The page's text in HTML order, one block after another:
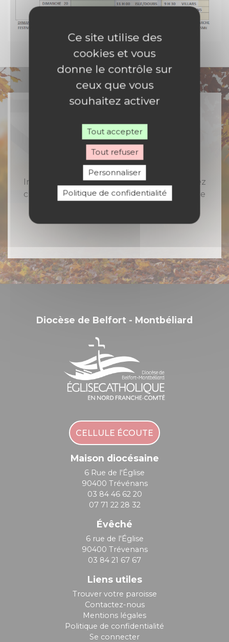
Rejoignez-nous
Inscrivez-vous à notre newsletter et recevez
chaque semaine toute l'actualité catholique
Diocèse de Belfort - Montbéliard
CELLULE ÉCOUTE
Maison diocésaine
6 Rue de l'Église
90400 Trévénans
03 84 46 62 20
07 71 22 28 32
Évêché
6 rue de l'Église
90400 Trévenans
03 84 21 67 67
Liens utiles
Trouver votre paroisse
Contactez-nous
Mentions légales
Politique de confidentialité
Se connecter
Ce site utilise des
cookies et vous
donne le contrôle sur
ceux que vous
souhaitez activer
Tout accepter
Tout refuser
Personnaliser
Politique de confidentialité